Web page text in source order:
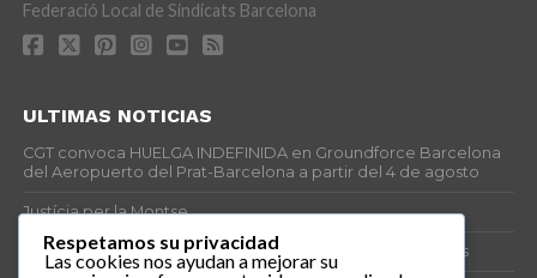
Federació Local de Sindicats Barcelona
ULTIMAS NOTICIAS
CGT convoca HUELGA INDEFINIDA en Groundforce Barcelona
del Aeropuerto del Prat-Barcelona a partir del 4 de agosto
Justícia per la Montse
25J – Día Mundial para la Prevención de los Ahogamientos
Respetamos su privacidad
Las cookies nos ayudan a mejorar su